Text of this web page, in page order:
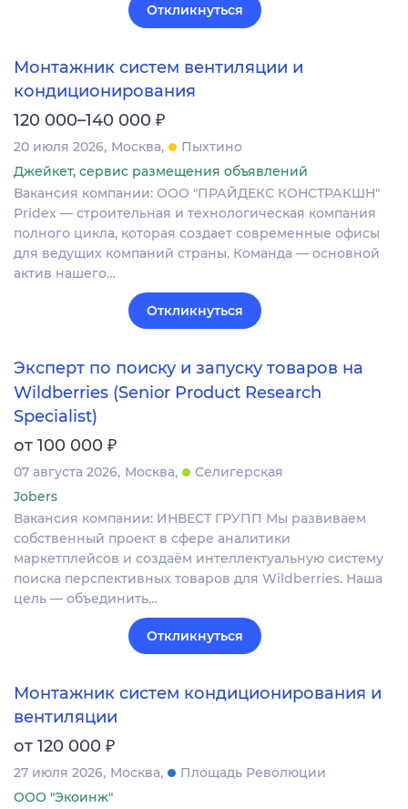
Откликнуться
Монтажник систем вентиляции и
кондиционирования
120 000–140 000 ₽
20 июля 2026 Москва
Пыхтино
Джейкет, сервис размещения объявлений
Вакансия компании: ООО "ПРАЙДЕКС КОНСТРАКШН"
Pridex — строительная и технологическая компания
полного цикла, которая создает современные офисы
для ведущих компаний страны. Команда — основной
актив нашего…
Откликнуться
Эксперт по поиску и запуску товаров на
Wildberries (Senior Product Research
Specialist)
от 100 000 ₽
07 августа 2026 Москва
Селигерская
Jobers
Вакансия компании: ИНВЕСТ ГРУПП Мы развиваем
собственный проект в сфере аналитики
маркетплейсов и создаём интеллектуальную систему
поиска перспективных товаров для Wildberries. Наша
цель — объединить…
Откликнуться
Монтажник систем кондиционирования и
вентиляции
от 120 000 ₽
27 июля 2026 Москва
Площадь Революции
ООО "Экоинж"